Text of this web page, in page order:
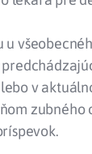
v
zubného